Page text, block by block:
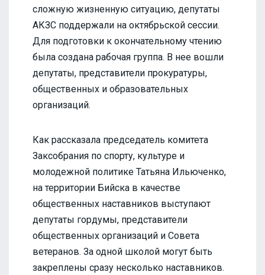
сложную жизненную ситуацию, депутаты
АКЗС поддержали на октябрьской сессии.
Для подготовки к окончательному чтению
была создана рабочая группа. В нее вошли
депутаты, представители прокуратуры,
общественных и образовательных
организаций.
Как рассказала председатель комитета
Заксобрания по спорту, культуре и
молодежной политике Татьяна Ильюченко,
на территории Бийска в качестве
общественных наставников выступают
депутаты гордумы, представители
общественных организаций и Совета
ветеранов. За одной школой могут быть
закреплены сразу несколько наставников.